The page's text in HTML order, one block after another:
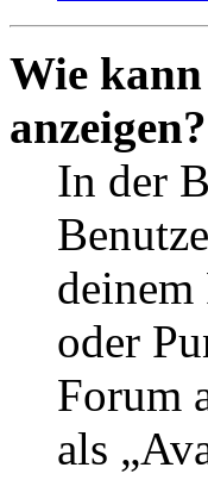
Wie
anzeigen?
In der
oder
Forum
als